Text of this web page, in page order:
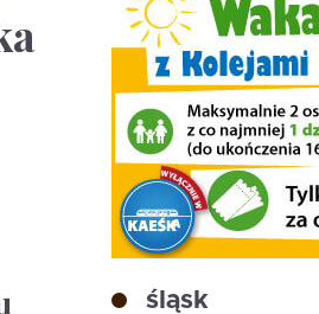
śląsk